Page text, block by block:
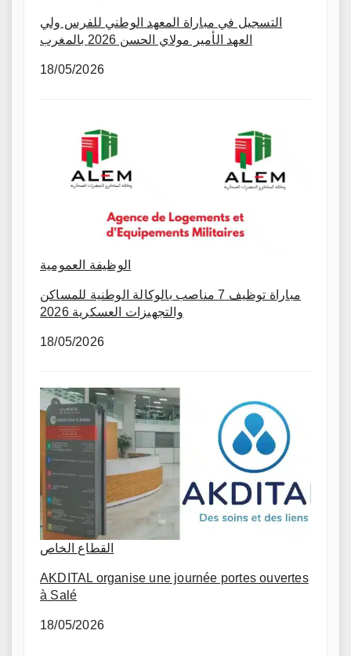
التسجيل في مباراة المعهد الوطني للفرس ولي
العهد الأمير مولاي الحسن 2026 بالمغرب
18/05/2026
الوظيفة العمومية
مباراة توظيف 7 مناصب بالوكالة الوطنية للمساكن
والتجهيزات العسكرية 2026
18/05/2026
القطاع الخاص
AKDITAL organise une journée portes ouvertes
à Salé
18/05/2026